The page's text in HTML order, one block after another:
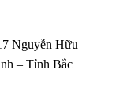
Nguyễn Hữu
– Tỉnh Bắc